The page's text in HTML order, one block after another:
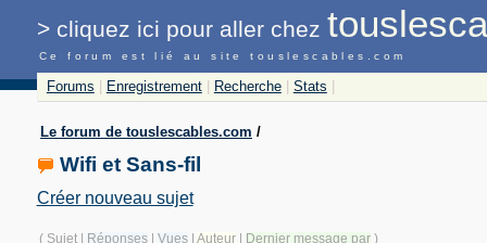
> cliquez ici pour aller chez
Ce forum est lié au site touslescables.com
Forums Enregistrement Recherche Stats
Le forum de touslescables.com /
Wifi et Sans-fil
Créer nouveau sujet
( Sujet | Réponses Vues Auteur Dernier message par )